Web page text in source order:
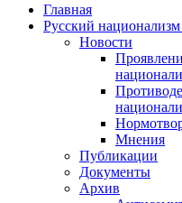
Главная
Русский
Новости
Мнения
Публикации
Документы
Архив